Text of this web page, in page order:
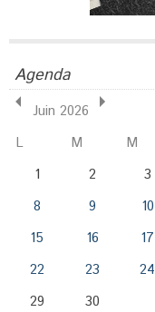
Agenda
Juin 2026
L
M M
1
2 3
8
9 10
15
16 17
22
23 24
29
30